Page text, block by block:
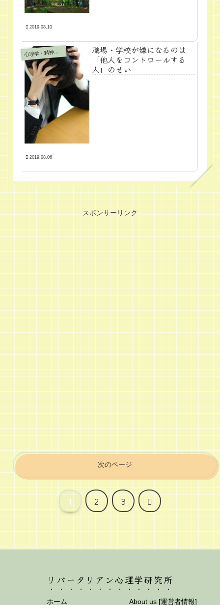
2019.08.10
心
理学・精神医学
職場・学校が嫌になるのは
「他人をコントロールする
人」のせい
2019.08.06
スポンサーリンク
次のページ
1 2 3
次
へ
リバータリアン心理学研究所
ホーム About us [運営者情報]